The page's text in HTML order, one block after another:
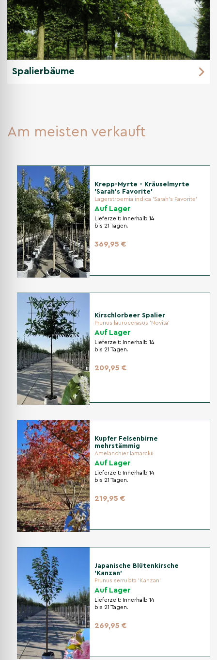
Spalierbäume
Am meisten verkauft
Krepp-Myrte - Kräuselmyrte
'Sarah's Favorite'
Lagerstroemia indica 'Sarah's Favorite'
Auf Lager
Lieferzeit:
Innerhalb 14
bis 21 Tagen.
369,95 €
Kirschlorbeer Spalier
Prunus laurocerasus 'Novita'
Auf Lager
Lieferzeit: Innerhalb 14
bis 21 Tagen.
209,95 €
Kupfer Felsenbirne
mehrstämmig
Amelanchier lamarckii
Auf Lager
Lieferzeit:
Innerhalb 14
bis 21 Tagen.
219,95 €
Japanische Blütenkirsche
'Kanzan'
Prunus serrulata 'Kanzan'
Auf Lager
Lieferzeit:
Innerhalb 14
bis 21 Tagen.
269,95 €